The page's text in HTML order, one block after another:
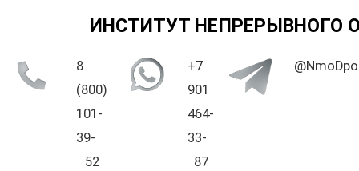
ИНСТИТУТ НЕПРЕРЫВНОГО
8
(800)
101-
39-
52
+7
901
464-
33-
87